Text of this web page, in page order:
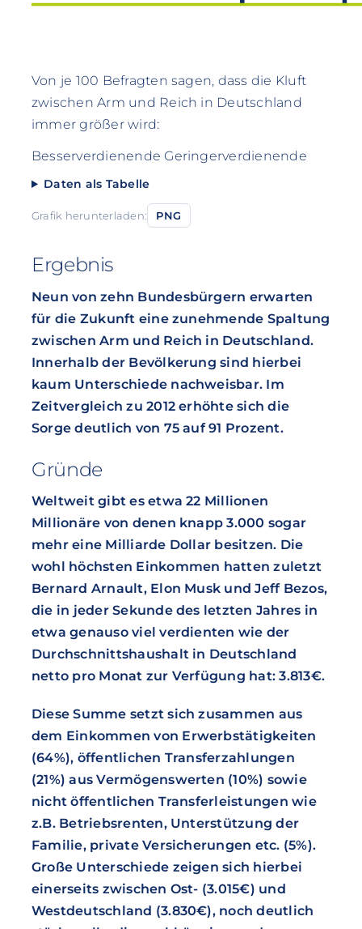
Von je 100 Befragten sagen, dass die Kluft
zwischen Arm und Reich in Deutschland
immer größer wird:
Besserverdienende Geringerverdienende
Daten als Tabelle
Grafik herunterladen: PNG
Ergebnis
Neun von zehn Bundesbürgern erwarten
für die Zukunft eine zunehmende Spaltung
zwischen Arm und Reich in Deutschland.
Innerhalb der Bevölkerung sind hierbei
kaum Unterschiede nachweisbar. Im
Zeitvergleich zu 2012 erhöhte sich die
Sorge deutlich von 75 auf 91 Prozent.
Gründe
Weltweit gibt es etwa 22 Millionen
Millionäre von denen knapp 3.000 sogar
mehr eine Milliarde Dollar besitzen. Die
wohl höchsten Einkommen hatten zuletzt
Bernard Arnault, Elon Musk und Jeff Bezos,
die in jeder Sekunde des letzten Jahres in
etwa genauso viel verdienten wie der
Durchschnittshaushalt in Deutschland
netto pro Monat zur Verfügung hat: 3.813€.
Diese Summe setzt sich zusammen aus
dem Einkommen von Erwerbstätigkeiten
(64%), öffentlichen Transferzahlungen
(21%) aus Vermögenswerten (10%) sowie
nicht öffentlichen Transferleistungen wie
z.B. Betriebsrenten, Unterstützung der
Familie, private Versicherungen etc. (5%).
Große Unterschiede zeigen sich hierbei
einerseits zwischen Ost- (3.015€) und
Westdeutschland (3.830€), noch deutlich